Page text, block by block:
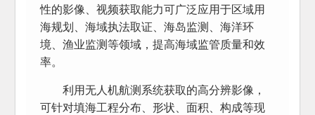
性的影像、视频获取能力可广泛应用于区域用
海规划、海域执法取证、海岛监测、海洋环
境、渔业监测等领域，提高海域监管质量和效
率。
利用无人机航测系统获取的高分辨影像，
可针对填海工程分布、形状、面积、构成等现